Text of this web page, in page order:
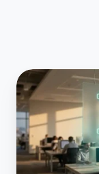
Jak
zarządzanie
drukowaniem
w
chmurze
zmniejsza